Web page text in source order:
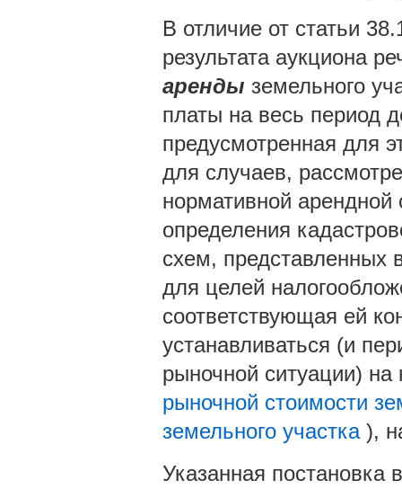
В отличие от статьи
результата аукциона
аренды земельного
платы на весь период
предусмотренная для
для случаев,
нормативной арендной
определения
схем, представленных
для целей
соответствующая ей
устанавливаться (и
рыночной ситуации)
рыночной стоимости
земельного участка),
Указанная постановка